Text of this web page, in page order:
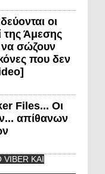
οι
της Άμεσης
σώζουν
που δεν
Files... Οι
απίθανων
ΚΑΙ